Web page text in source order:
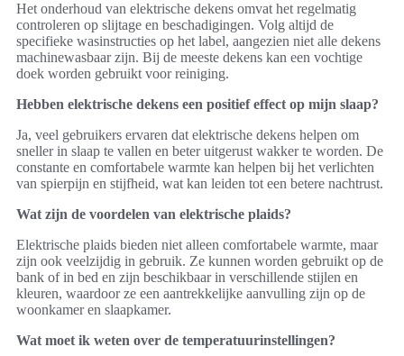
Het onderhoud van elektrische dekens omvat het regelmatig
controleren op slijtage en beschadigingen. Volg altijd de
specifieke wasinstructies op het label, aangezien niet alle dekens
machinewasbaar zijn. Bij de meeste dekens kan een vochtige
doek worden gebruikt voor reiniging.
Hebben elektrische dekens een positief effect op mijn slaap?
Ja, veel gebruikers ervaren dat elektrische dekens helpen om
sneller in slaap te vallen en beter uitgerust wakker te worden. De
constante en comfortabele warmte kan helpen bij het verlichten
van spierpijn en stijfheid, wat kan leiden tot een betere nachtrust.
Wat zijn de voordelen van elektrische plaids?
Elektrische plaids bieden niet alleen comfortabele warmte, maar
zijn ook veelzijdig in gebruik. Ze kunnen worden gebruikt op de
bank of in bed en zijn beschikbaar in verschillende stijlen en
kleuren, waardoor ze een aantrekkelijke aanvulling zijn op de
woonkamer en slaapkamer.
Wat moet ik weten over de temperatuurinstellingen?